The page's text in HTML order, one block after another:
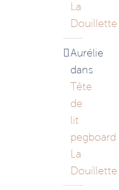
La
Douillette
Aurélie
dans
Tête
de
lit
pegboard
La
Douillette